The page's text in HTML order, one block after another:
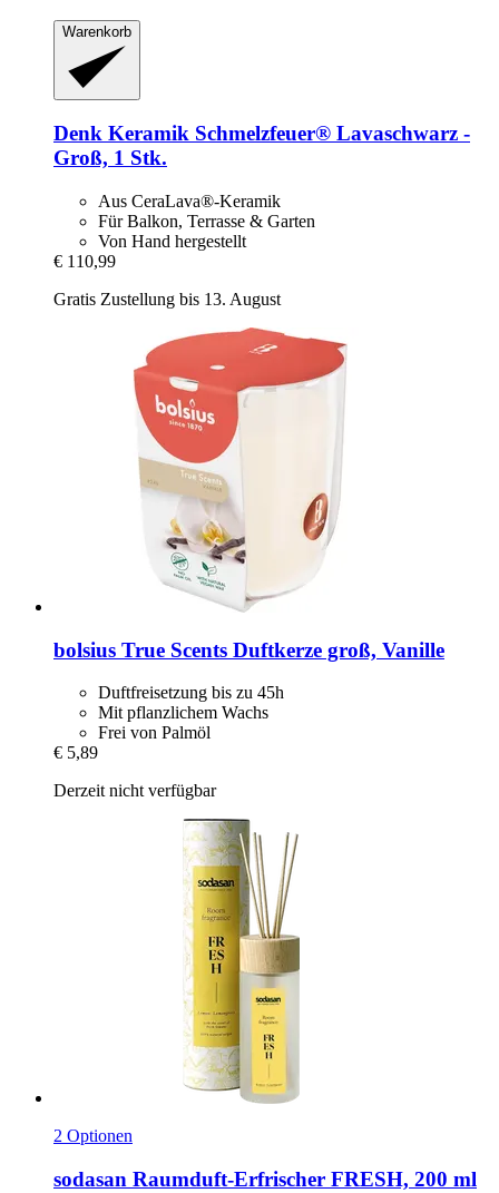
Warenkorb
Denk Keramik Schmelzfeuer® Lavaschwarz -​
Groß, 1 Stk.
Aus CeraLava®-Keramik
Für Balkon, Terrasse & Garten
Von Hand hergestellt
€ 110,99
Gratis Zustellung bis 13. August
bolsius True Scents Duftkerze groß, Vanille
Duftfreisetzung bis zu 45h
Mit pflanzlichem Wachs
Frei von Palmöl
€ 5,89
Derzeit nicht verfügbar
2 Optionen
sodasan Raumduft-​Erfrischer FRESH, 200 ml